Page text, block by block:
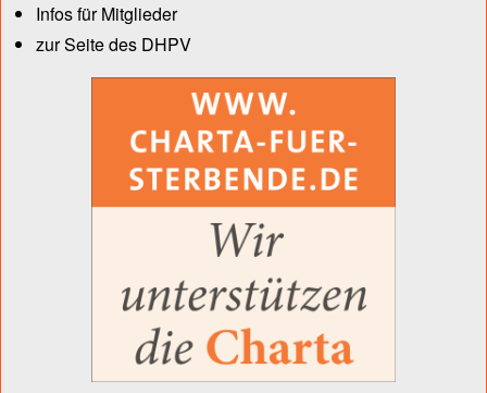
Infos für Mitglieder
zur Seite des DHPV